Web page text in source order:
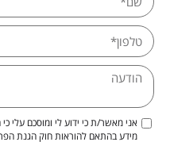
אני מאשר/ת כי ידוע לי ומוסכם עלי